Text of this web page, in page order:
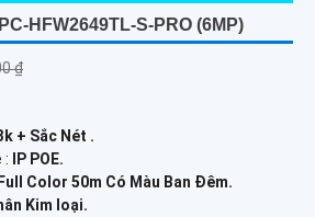
HFW2649TL-S-PRO (6MP)
₫
+ Sắc Nét .
:
IP POE.
Full Color 50m Có Màu Ban Ðêm.
Kim loại.